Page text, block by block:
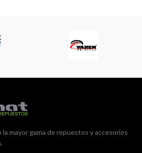
mayor gama de repuestos y accesorios